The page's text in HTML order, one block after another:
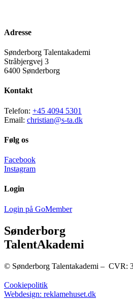
Adresse
Sønderborg Talentakademi
Stråbjergvej 3
6400 Sønderborg
Kontakt
Telefon: +45 4094 5301
Email: christian@s-ta.dk
Følg os
Facebook
Instagram
Login
Login på GoMember
Sønderborg
TalentAkademi
© Sønderborg Talentakademi – CVR:
Cookiepolitik
Webdesign: reklamehuset.dk